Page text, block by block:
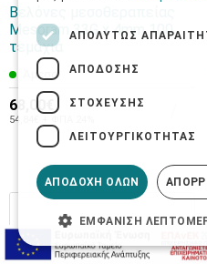
Βελόνες μεσοθεραπείας
Mesoram 33G x 4mm 100
τεμάχια
Άμεσα
68,00€
54,84€ + ΦΠΑ 24%
ΑΠΟΛΎΤΩΣ
ΑΠΌΔΟΣΗΣ
ΣΤΌΧΕΥΣΗΣ
ΛΕΙΤΟΥΡΓΙΚΌΤΗΤΑΣ
ΑΠΟΔΟΧΉ ΌΛΩΝ
ΕΜΦΆΝΙΣΗ